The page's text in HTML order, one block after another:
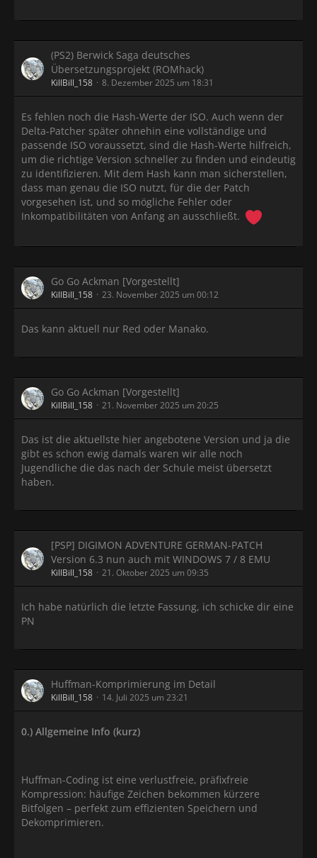
(PS2) Berwick Saga deutsches
Übersetzungsprojekt (ROMhack)
KillBill_158 8. Dezember 2025 um 18:31
Es fehlen noch die Hash-Werte der ISO. Auch wenn der
Delta-Patcher später ohnehin eine vollständige und
passende ISO voraussetzt, sind die Hash-Werte hilfreich,
um die richtige Version schneller zu finden und eindeutig
zu identifizieren. Mit dem Hash kann man sicherstellen,
dass man genau die ISO nutzt, für die der Patch
vorgesehen ist, und so mögliche Fehler oder
Inkompatibilitäten von Anfang an ausschließt.
Go Go Ackman [Vorgestellt]
KillBill_158 23. November 2025 um 00:12
Das kann aktuell nur Red oder Manako.
Go Go Ackman [Vorgestellt]
KillBill_158 21. November 2025 um 20:25
Das ist die aktuellste hier angebotene Version und ja die
gibt es schon ewig damals waren wir alle noch
Jugendliche die das nach der Schule meist übersetzt
haben.
[PSP] DIGIMON ADVENTURE GERMAN-PATCH
Version 6.3 nun auch mit WINDOWS 7 / 8 EMU
KillBill_158 21. Oktober 2025 um 09:35
Ich habe natürlich die letzte Fassung, ich schicke dir eine
PN
Huffman-Komprimierung im Detail
KillBill_158 14. Juli 2025 um 23:21
0.) Allgemeine Info (kurz)
Huffman-Coding ist eine verlustfreie, präfixfreie
Kompression: häufige Zeichen bekommen kürzere
Bitfolgen – perfekt zum effizienten Speichern und
Dekomprimieren.